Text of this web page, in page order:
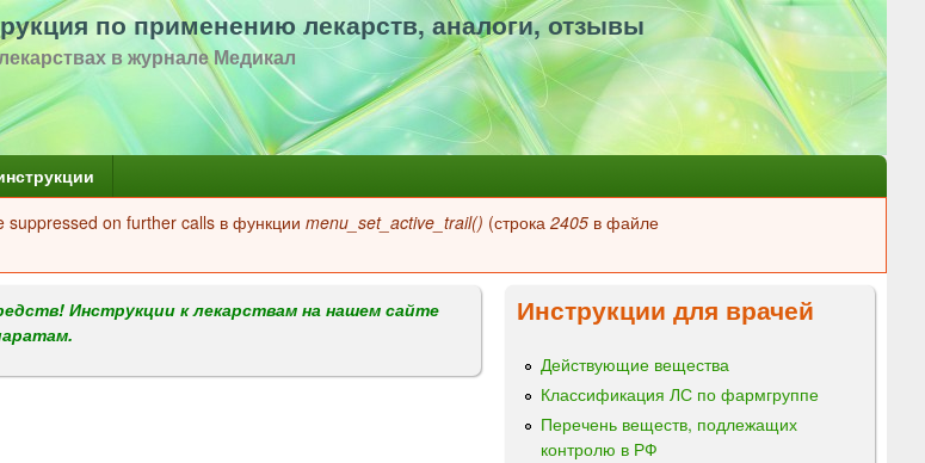
Перейти
к
содержанию
по применению лекарств, аналоги, отзывы
в журнале Медикал
on further calls в функции menu_set_active_trail() (строка 2405 в файле
Инструкции к лекарствам на нашем сайте
Инструкции для врачей
Действующие вещества
Классификация ЛС по фармгруппе
Перечень веществ, подлежащих
контролю в РФ